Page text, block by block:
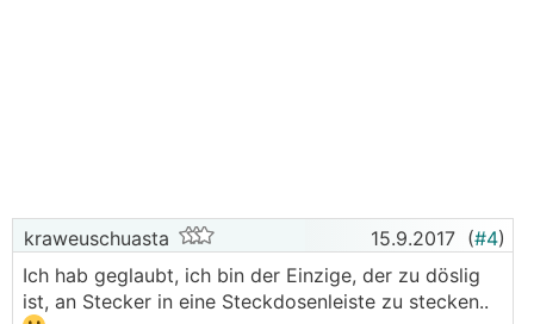
kraweuschuasta 15.9.2017 (#4)
Ich hab geglaubt, ich bin der Einzige, der zu döslig
ist, an Stecker in eine Steckdosenleiste zu stecken..